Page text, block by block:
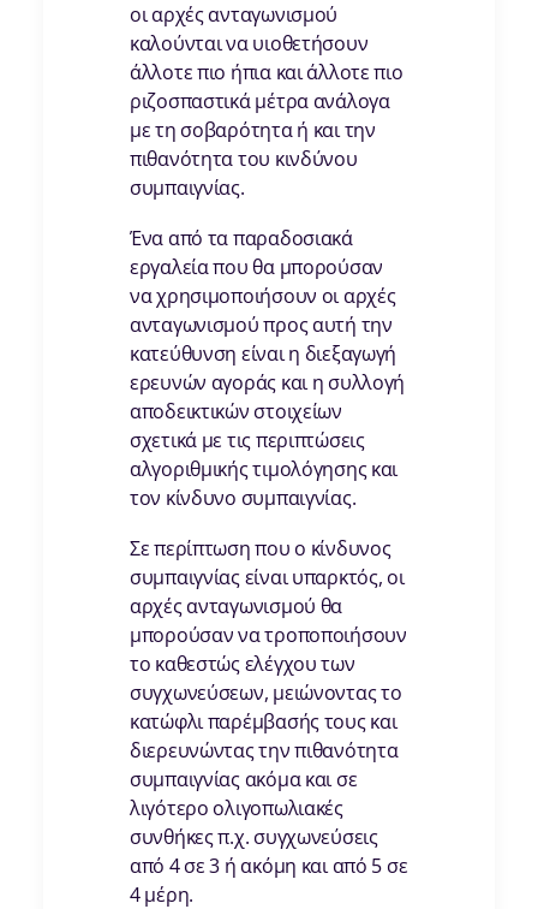
οι αρχές ανταγωνισμού
καλούνται να υιοθετήσουν
άλλοτε πιο ήπια και άλλοτε πιο
ριζοσπαστικά μέτρα ανάλογα
με τη σοβαρότητα ή και την
πιθανότητα του κινδύνου
συμπαιγνίας.
Ένα από τα παραδοσιακά
εργαλεία που θα μπορούσαν
να χρησιμοποιήσουν οι αρχές
ανταγωνισμού προς αυτή την
κατεύθυνση είναι η διεξαγωγή
ερευνών αγοράς και η συλλογή
αποδεικτικών στοιχείων
σχετικά με τις περιπτώσεις
αλγοριθμικής τιμολόγησης και
τον κίνδυνο συμπαιγνίας.
Σε περίπτωση που ο κίνδυνος
συμπαιγνίας είναι υπαρκτός, οι
αρχές ανταγωνισμού θα
μπορούσαν να τροποποιήσουν
το καθεστώς ελέγχου των
συγχωνεύσεων, μειώνοντας το
κατώφλι παρέμβασής τους και
διερευνώντας την πιθανότητα
συμπαιγνίας ακόμα και σε
λιγότερο ολιγοπωλιακές
συνθήκες π.χ. συγχωνεύσεις
από 4 σε 3 ή ακόμη και από 5 σε
4 μέρη.